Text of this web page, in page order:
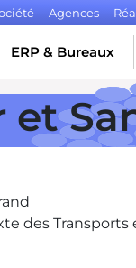
Agences
ERP & Bureaux
et
des